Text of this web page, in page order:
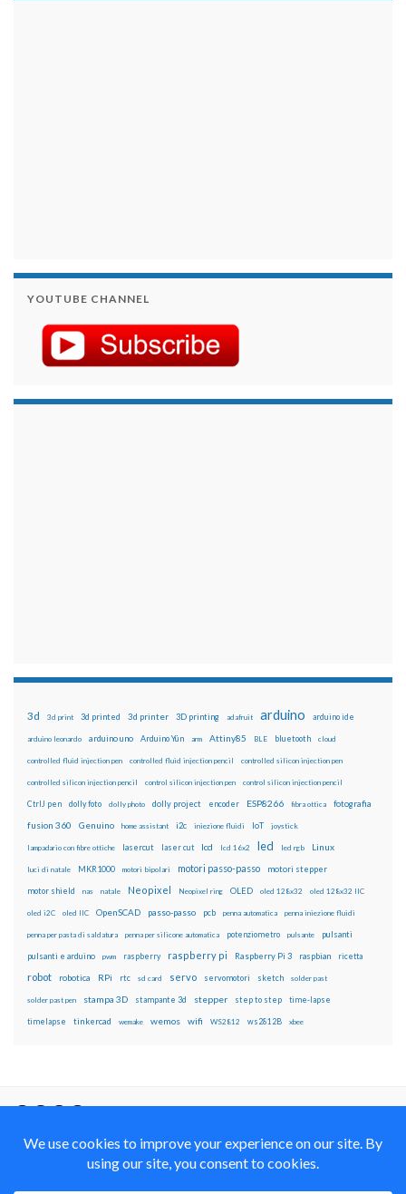
YOUTUBE CHANNEL
3d 3d print 3d printed 3d printer 3D printing adafruit arduino arduino ide
arduino leonardo arduino uno Arduino Yún arm Attiny85 BLE bluetooth cloud
controlled fluid injection pen controlled fluid injection pencil controlled silicon injection pen
controlled silicon injection pencil control silicon injection pen control silicon injection pencil
CtrlJ pen dolly foto dolly photo dolly project encoder ESP8266 fibra ottica fotografia
fusion 360 Genuino home assistant i2c iniezione fluidi IoT joystick
lampadario con fibre ottiche lasercut laser cut lcd lcd 16x2 led led rgb Linux
luci di natale MKR1000 motori bipolari motori passo-passo motori stepper
motor shield nas natale Neopixel Neopixel ring OLED oled 128x32 oled 128x32 IIC
oled i2C oled IIC OpenSCAD passo-passo pcb penna automatica penna iniezione fluidi
penna per pasta di saldatura penna per silicone automatica potenziometro pulsante pulsanti
pulsanti e arduino pwm raspberry raspberry pi Raspberry Pi 3 raspbian ricetta
robot robotica RPi rtc sd card servo servomotori sketch solder past
solder past pen stampa 3D stampante 3d stepper step to step time-lapse
timelapse tinkercad wemake wemos wifi WS2812 ws2812B xbee
Alike 4.0 International